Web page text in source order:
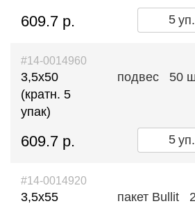
609.7 р. уп.
#14-0014960
3,5х50
(кратн. 5
упак)
подвес 50
609.7 р. уп.
#14-0014920
3,5х55
пакет Bullit